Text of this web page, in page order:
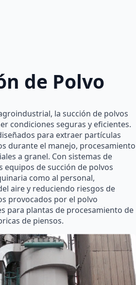
de Polvo
la succión de polvos
condiciones seguras y eficientes.
para extraer partículas
durante el manejo, procesamiento
a granel. Con sistemas de
equipos de succión de polvos
como al personal,
aire y reduciendo riesgos de
provocados por el polvo
para plantas de procesamiento de
de piensos.